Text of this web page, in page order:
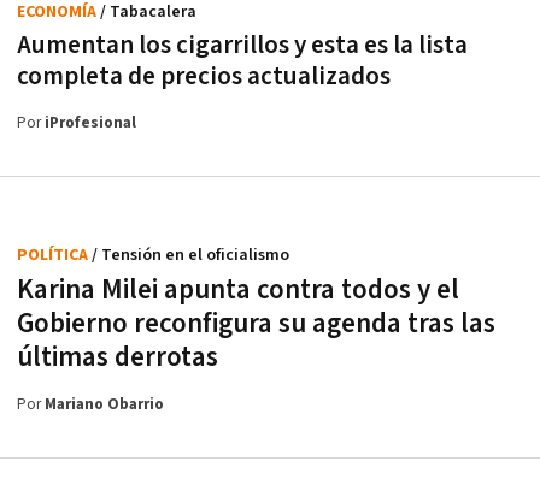
Aumentan los cigarrillos y esta es la lista
completa de precios actualizados
ECONOMÍA/ Tabacalera
PoriProfesional
Karina Milei apunta contra todos y el
Gobierno reconfigura su agenda tras las
últimas derrotas
POLÍTICA/ Tensión en el oficialismo
PorMariano Obarrio